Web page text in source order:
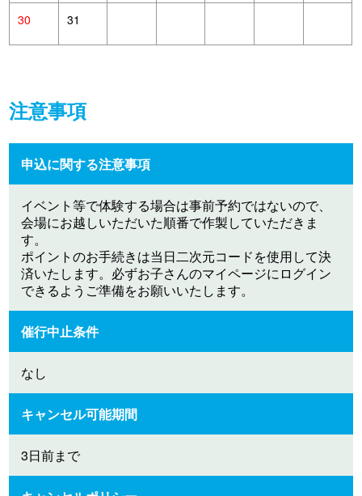
30 31
注意事項
申込に関する注意事項
イベント等で体験する場合は事前予約ではないので、
会場にお越しいただいた順番で作製していただきま
す。
ポイントのお手続きは当日二次元コードを使用して決
済いたします。必ずお子さんのマイページにログイン
できるようご準備をお願いいたします。
催行中止条件
なし
キャンセル可能期間
3日前まで